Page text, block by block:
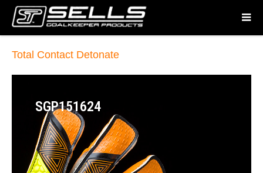
Total Contact Detonate
SGP151624